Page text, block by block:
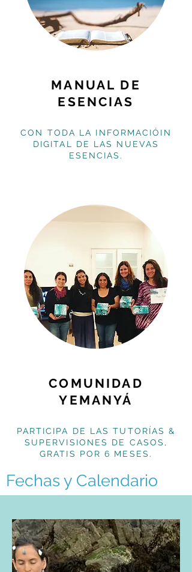
MANUAL DE
ESENCIAS
CON TODA LA INFORMACIÓIN
DIGITAL DE LAS NUEVAS
ESENCIAS.
COMUNIDAD
YEMANYÁ
PARTICIPA DE LAS TUTORÍAS &
SUPERVISIONES DE CASOS,
GRATIS POR 6 MESES.
Fechas y Calendario